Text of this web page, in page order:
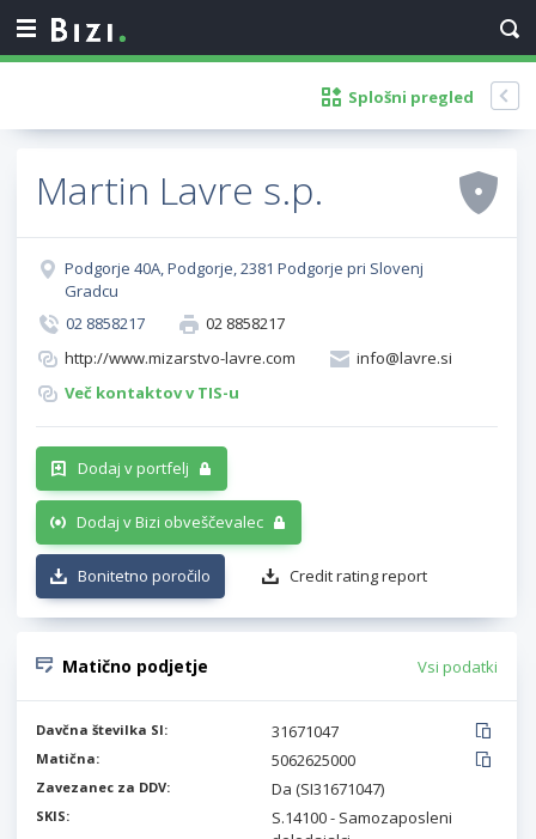
Splošni pregled
Martin Lavre s.p.
Podgorje 40A, Podgorje, 2381 Podgorje pri Slovenj
Gradcu
02 8858217
02 8858217
http://www.mizarstvo-lavre.com
info@lavre.si
Več kontaktov v TIS-u
Dodaj v portfelj
Dodaj v Bizi obveščevalec
Bonitetno poročilo Credit rating report
Matično podjetje Vsi podatki
Davčna številka SI: 31671047
Matična: 5062625000
Zavezanec za DDV: Da (SI31671047)
SKIS:
S.14100 - Samozaposleni